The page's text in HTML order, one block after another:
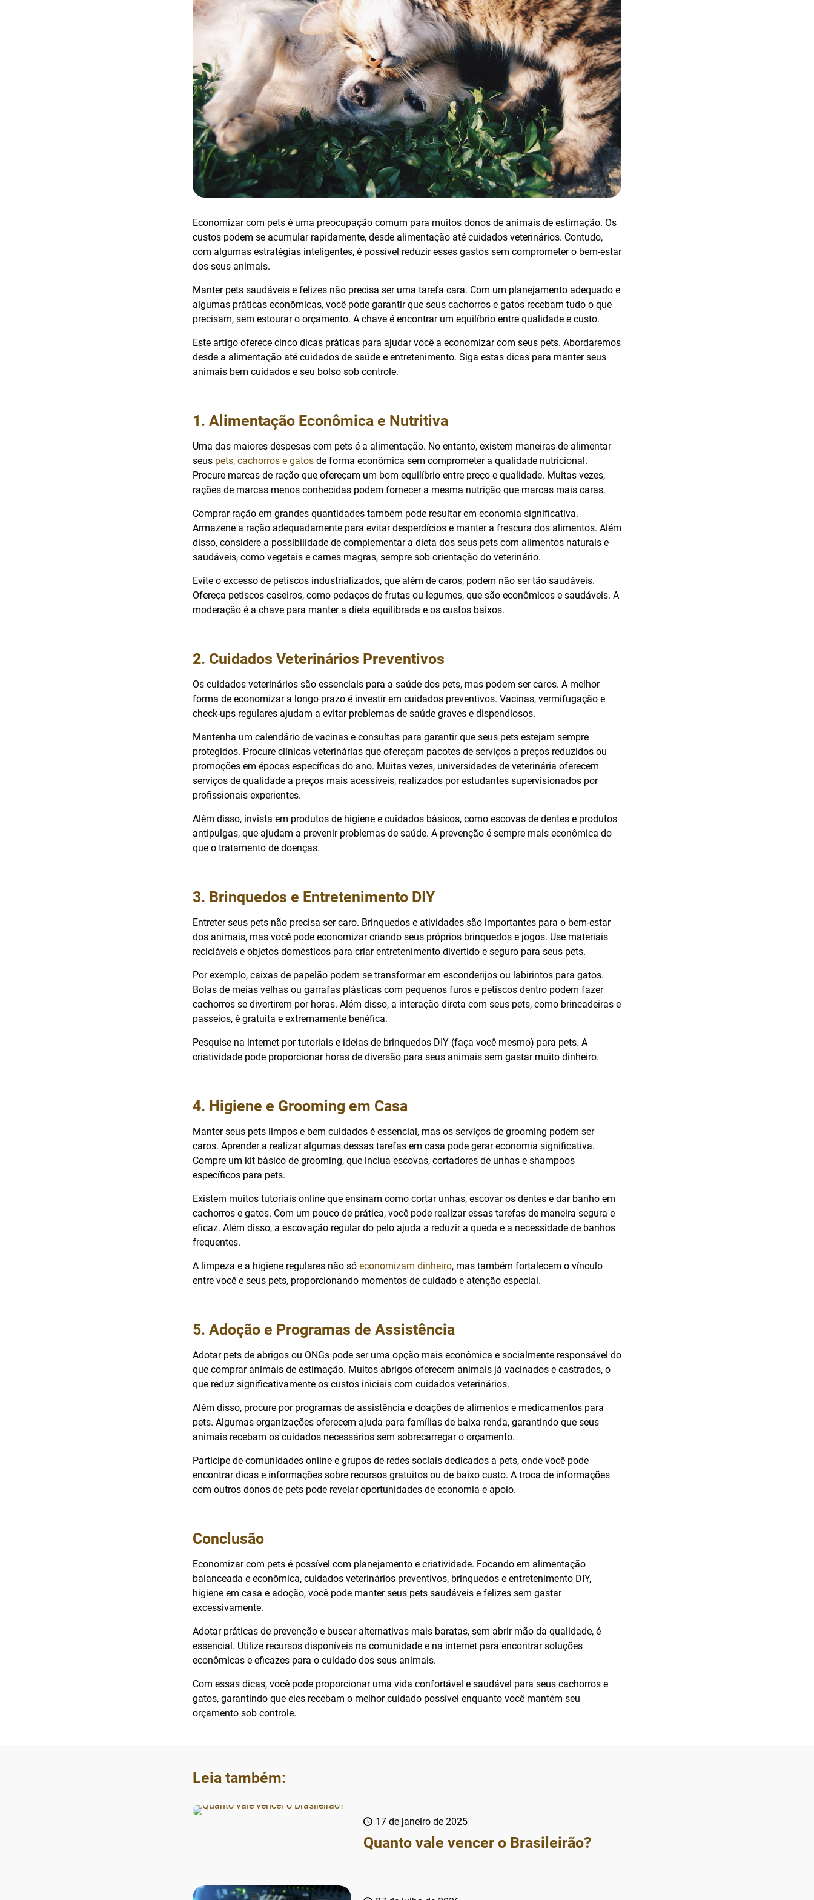
Economizar com pets é uma preocupação comum para muitos donos de animais de estimação. Os
custos podem se acumular rapidamente, desde alimentação até cuidados veterinários. Contudo,
com algumas estratégias inteligentes, é possível reduzir esses gastos sem comprometer o bem-estar
dos seus animais.
Manter pets saudáveis e felizes não precisa ser uma tarefa cara. Com um planejamento adequado e
algumas práticas econômicas, você pode garantir que seus cachorros e gatos recebam tudo o que
precisam, sem estourar o orçamento. A chave é encontrar um equilíbrio entre qualidade e custo.
Este artigo oferece cinco dicas práticas para ajudar você a economizar com seus pets. Abordaremos
desde a alimentação até cuidados de saúde e entretenimento. Siga estas dicas para manter seus
animais bem cuidados e seu bolso sob controle.
1. Alimentação Econômica e Nutritiva
Uma das maiores despesas com pets é a alimentação. No entanto, existem maneiras de alimentar
seus pets, cachorros e gatos de forma econômica sem comprometer a qualidade nutricional.
Procure marcas de ração que ofereçam um bom equilíbrio entre preço e qualidade. Muitas vezes,
rações de marcas menos conhecidas podem fornecer a mesma nutrição que marcas mais caras.
Comprar ração em grandes quantidades também pode resultar em economia significativa.
Armazene a ração adequadamente para evitar desperdícios e manter a frescura dos alimentos. Além
disso, considere a possibilidade de complementar a dieta dos seus pets com alimentos naturais e
saudáveis, como vegetais e carnes magras, sempre sob orientação do veterinário.
Evite o excesso de petiscos industrializados, que além de caros, podem não ser tão saudáveis.
Ofereça petiscos caseiros, como pedaços de frutas ou legumes, que são econômicos e saudáveis. A
moderação é a chave para manter a dieta equilibrada e os custos baixos.
2. Cuidados Veterinários Preventivos
Os cuidados veterinários são essenciais para a saúde dos pets, mas podem ser caros. A melhor
forma de economizar a longo prazo é investir em cuidados preventivos. Vacinas, vermifugação e
check-ups regulares ajudam a evitar problemas de saúde graves e dispendiosos.
Mantenha um calendário de vacinas e consultas para garantir que seus pets estejam sempre
protegidos. Procure clínicas veterinárias que ofereçam pacotes de serviços a preços reduzidos ou
promoções em épocas específicas do ano. Muitas vezes, universidades de veterinária oferecem
serviços de qualidade a preços mais acessíveis, realizados por estudantes supervisionados por
profissionais experientes.
Além disso, invista em produtos de higiene e cuidados básicos, como escovas de dentes e produtos
antipulgas, que ajudam a prevenir problemas de saúde. A prevenção é sempre mais econômica do
que o tratamento de doenças.
3. Brinquedos e Entretenimento DIY
Entreter seus pets não precisa ser caro. Brinquedos e atividades são importantes para o bem-estar
dos animais, mas você pode economizar criando seus próprios brinquedos e jogos. Use materiais
recicláveis e objetos domésticos para criar entretenimento divertido e seguro para seus pets.
Por exemplo, caixas de papelão podem se transformar em esconderijos ou labirintos para gatos.
Bolas de meias velhas ou garrafas plásticas com pequenos furos e petiscos dentro podem fazer
cachorros se divertirem por horas. Além disso, a interação direta com seus pets, como brincadeiras e
passeios, é gratuita e extremamente benéfica.
Pesquise na internet por tutoriais e ideias de brinquedos DIY (faça você mesmo) para pets. A
criatividade pode proporcionar horas de diversão para seus animais sem gastar muito dinheiro.
4. Higiene e Grooming em Casa
Manter seus pets limpos e bem cuidados é essencial, mas os serviços de grooming podem ser
caros. Aprender a realizar algumas dessas tarefas em casa pode gerar economia significativa.
Compre um kit básico de grooming, que inclua escovas, cortadores de unhas e shampoos
específicos para pets.
Existem muitos tutoriais online que ensinam como cortar unhas, escovar os dentes e dar banho em
cachorros e gatos. Com um pouco de prática, você pode realizar essas tarefas de maneira segura e
eficaz. Além disso, a escovação regular do pelo ajuda a reduzir a queda e a necessidade de banhos
frequentes.
A limpeza e a higiene regulares não só economizam dinheiro, mas também fortalecem o vínculo
entre você e seus pets, proporcionando momentos de cuidado e atenção especial.
5. Adoção e Programas de Assistência
Adotar pets de abrigos ou ONGs pode ser uma opção mais econômica e socialmente responsável do
que comprar animais de estimação. Muitos abrigos oferecem animais já vacinados e castrados, o
que reduz significativamente os custos iniciais com cuidados veterinários.
Além disso, procure por programas de assistência e doações de alimentos e medicamentos para
pets. Algumas organizações oferecem ajuda para famílias de baixa renda, garantindo que seus
animais recebam os cuidados necessários sem sobrecarregar o orçamento.
Participe de comunidades online e grupos de redes sociais dedicados a pets, onde você pode
encontrar dicas e informações sobre recursos gratuitos ou de baixo custo. A troca de informações
com outros donos de pets pode revelar oportunidades de economia e apoio.
Conclusão
Economizar com pets é possível com planejamento e criatividade. Focando em alimentação
balanceada e econômica, cuidados veterinários preventivos, brinquedos e entretenimento DIY,
higiene em casa e adoção, você pode manter seus pets saudáveis e felizes sem gastar
excessivamente.
Adotar práticas de prevenção e buscar alternativas mais baratas, sem abrir mão da qualidade, é
essencial. Utilize recursos disponíveis na comunidade e na internet para encontrar soluções
econômicas e eficazes para o cuidado dos seus animais.
Com essas dicas, você pode proporcionar uma vida confortável e saudável para seus cachorros e
gatos, garantindo que eles recebam o melhor cuidado possível enquanto você mantém seu
orçamento sob controle.
Leia também:
17 de janeiro de 2025
Quanto vale vencer o Brasileirão?